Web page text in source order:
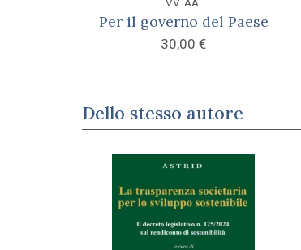
Per il governo del Paese
30,00€
Dello stesso autore